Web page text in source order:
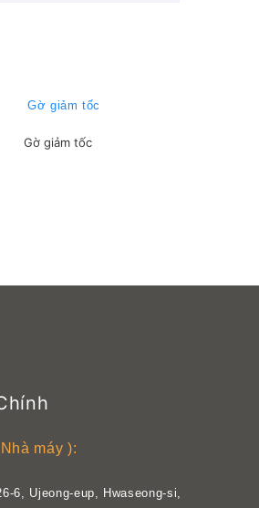
Gờ giảm tốc
máy ):
6, Ujeong-eup, Hwaseong-si,